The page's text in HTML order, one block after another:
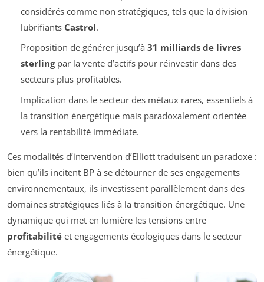
considérés comme non stratégiques, tels que la division
lubrifiants Castrol.
Proposition de générer jusqu’à 31 milliards de livres
sterlingpar la vente d’actifs pour réinvestir dans des
secteurs plus profitables.
Implication dans le secteur des métaux rares, essentiels à
la transition énergétique mais paradoxalement orientée
vers la rentabilité immédiate.
Ces modalités d’intervention d’Elliott traduisent un paradoxe :
bien qu’ils incitent BP à se détourner de ses engagements
environnementaux, ils investissent parallèlement dans des
domaines stratégiques liés à la transition énergétique. Une
dynamique qui met en lumière les tensions entre
profitabilité et engagements écologiques dans le secteur
énergétique.